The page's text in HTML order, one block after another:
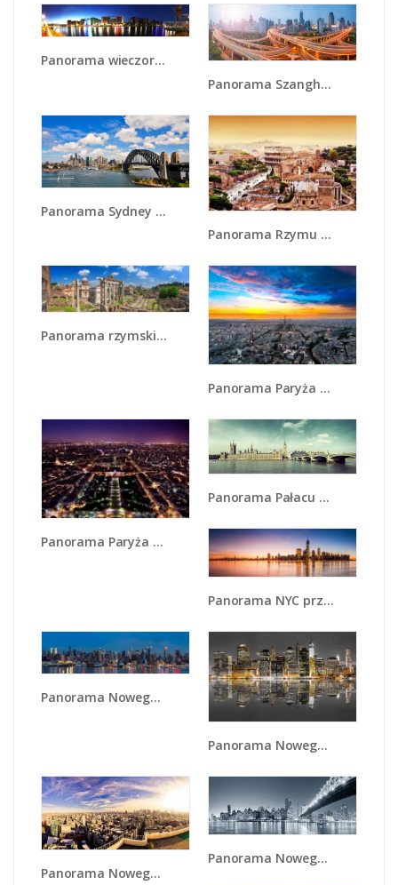
Panorama wieczornej gry świateł nad wodą - AM147
Panorama Szanghaju - AM682
Panorama Sydney w pochmurny dzień - AM784
Panorama Rzymu - AM338
Panorama rzymskich ruin - AM767
Panorama Paryża - AM415
Panorama Paryża z Wieży Eiffla - AM764
Panorama Pałacu Westminsterskiego - AM758
Panorama NYC przy wschodzie słońca - AM731
Panorama Nowego Yorku w nocy - AM809
Panorama Nowego Yorku w odbiciu wody - AM596
Panorama Nowego Jorku - AM650
Panorama Nowego Yorku - AM439